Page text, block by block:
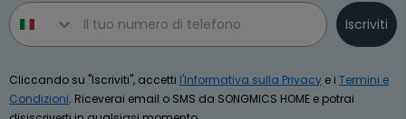
Phone number
Iscriviti
Cliccando su "Iscriviti", accetti l'Informativa sulla Privacy e i Termini e
Condizioni. Riceverai email o SMS da SONGMICS HOME e potrai